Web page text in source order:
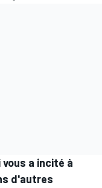
a incité à
d'autres